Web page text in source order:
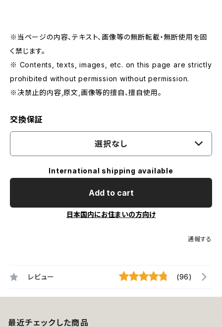
※当ページの内容、テキスト、画像等の無断転載・無断使用を固
く禁じます。
※ Contents, texts, images, etc. on this page are strictly
prohibited without permission without permission.
※决禁止的内容,原文,画像等的擅自、擅自使用。
交換保証
選択なし
International shipping available
Add to cart
日本国内にお住まいの方向け
通報する
レビュー (96)
最近チェックした商品